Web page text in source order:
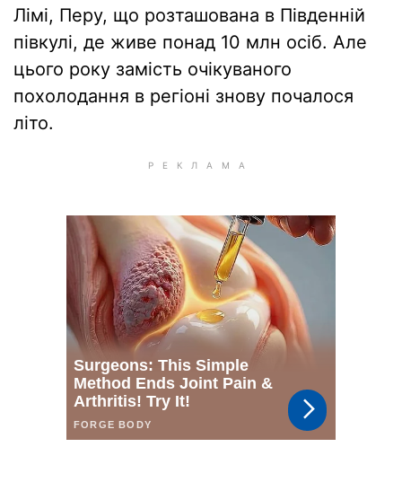
Лімі, Перу, що розташована в Південній
півкулі, де живе понад 10 млн осіб. Але
цього року замість очікуваного
похолодання в регіоні знову почалося
літо.